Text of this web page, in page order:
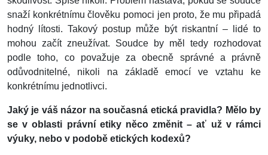
snaží konkrétnímu člověku pomoci jen proto, že mu připadá
hodný lítosti. Takový postup může být riskantní – lidé to
mohou začít zneužívat. Soudce by měl tedy rozhodovat
podle toho, co považuje za obecně správné a právně
odůvodnitelné, nikoli na základě emocí ve vztahu ke
konkrétnímu jednotlivci.
Jaký je váš názor na současná etická pravidla? Mělo by
se v oblasti právní etiky něco změnit – ať už v rámci
výuky, nebo v podobě etických kodexů?